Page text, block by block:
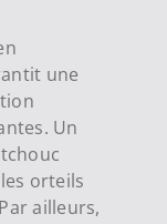
une
Un
orteils
ailleurs,